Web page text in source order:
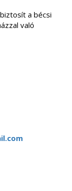
a bécsi
való